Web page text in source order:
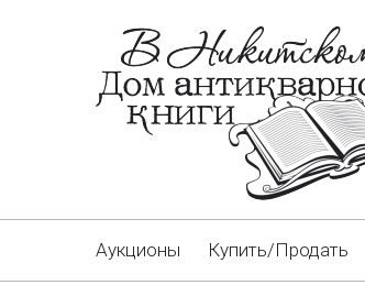
Аукционы Купить/Продать